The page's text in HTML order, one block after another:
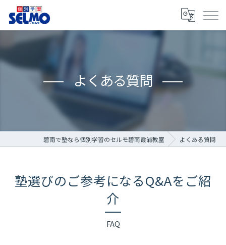
よくある質問
碧南で塾なら個別学習のセルモ碧南霞浦教室 よくある質問
塾選びのご参考になるQ&Aをご紹
介
FAQ